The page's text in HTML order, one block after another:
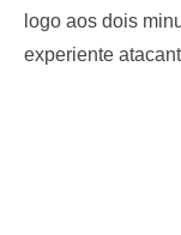
logo aos dois
experiente